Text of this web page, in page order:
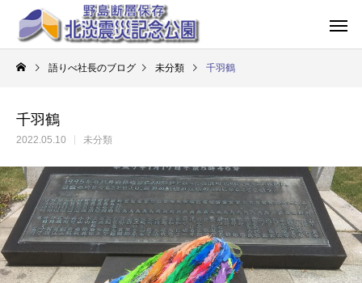
語りべ社長のブログ 未分類 千羽鶴
千羽鶴
2022.05.10 未分類